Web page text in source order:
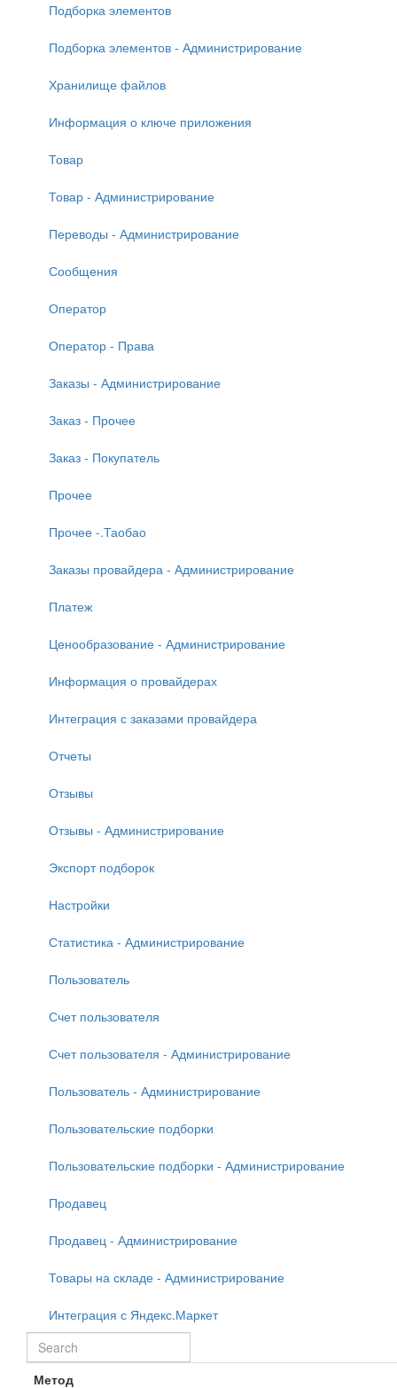
Подборка элементов
Подборка элементов - Администрирование
Хранилище файлов
Информация о ключе приложения
Товар
Товар - Администрирование
Переводы - Администрирование
Сообщения
Оператор
Оператор - Права
Заказы - Администрирование
Заказ - Прочее
Заказ - Покупатель
Прочее
Прочее -.Таобао
Заказы провайдера - Администрирование
Платеж
Ценообразование - Администрирование
Информация о провайдерах
Интеграция с заказами провайдера
Отчеты
Отзывы
Отзывы - Администрирование
Экспорт подборок
Настройки
Статистика - Администрирование
Пользователь
Счет пользователя
Счет пользователя - Администрирование
Пользователь - Администрирование
Пользовательские подборки
Пользовательские подборки - Администрирование
Продавец
Продавец - Администрирование
Товары на складе - Администрирование
Интеграция с Яндекс.Маркет
Метод